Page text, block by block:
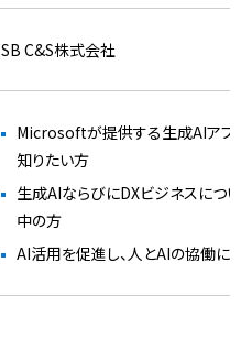
SB C&S株式会社
Microsoftが提供する生成AIアプリ
知りたい方
生成AIならびにDXビジネスにつ
中の方
AI活用を促進し、人とAIの協働に